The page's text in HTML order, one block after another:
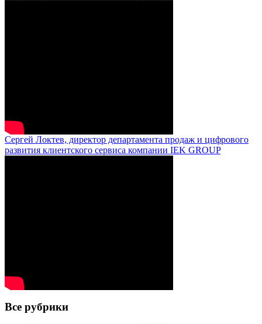
Сергей Локтев, директор департамента продаж и цифрового
развития клиентского сервиса компании IEK GROUP
Все рубрики